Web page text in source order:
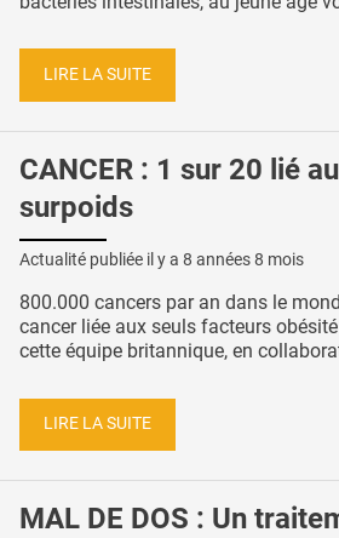
LIRE LA SUITE
CANCER : 1 sur 20 lié
surpoids
Actualité publiée il y a 8 années 8 mois
800.000 cancers par an dans le
cancer liée aux seuls facteurs
cette équipe britannique, en
LIRE LA SUITE
MAL DE DOS : Un